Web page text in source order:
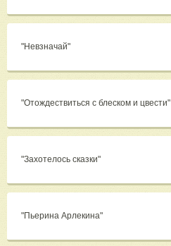
"Невзначай"
"Отождествиться с блеском и цвести"
"Захотелось сказки"
"Пьерина Арлекина"